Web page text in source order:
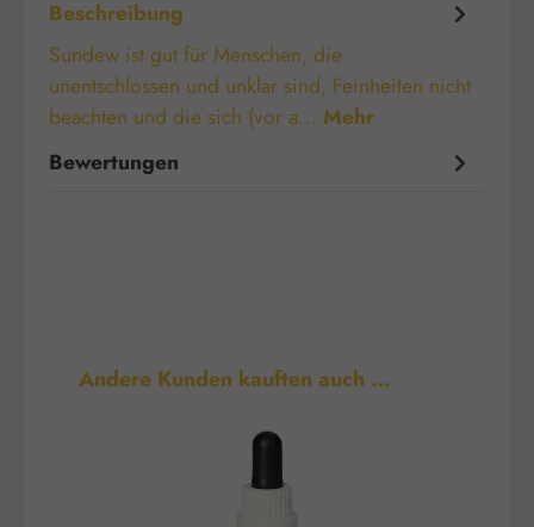
Beschreibung
Sundew ist gut für Menschen, die
unentschlossen und unklar sind, Feinheiten nicht
beachten und die sich (vor a… Mehr
Bewertungen
Produktgalerie überspringen
Andere Kunden kauften auch …